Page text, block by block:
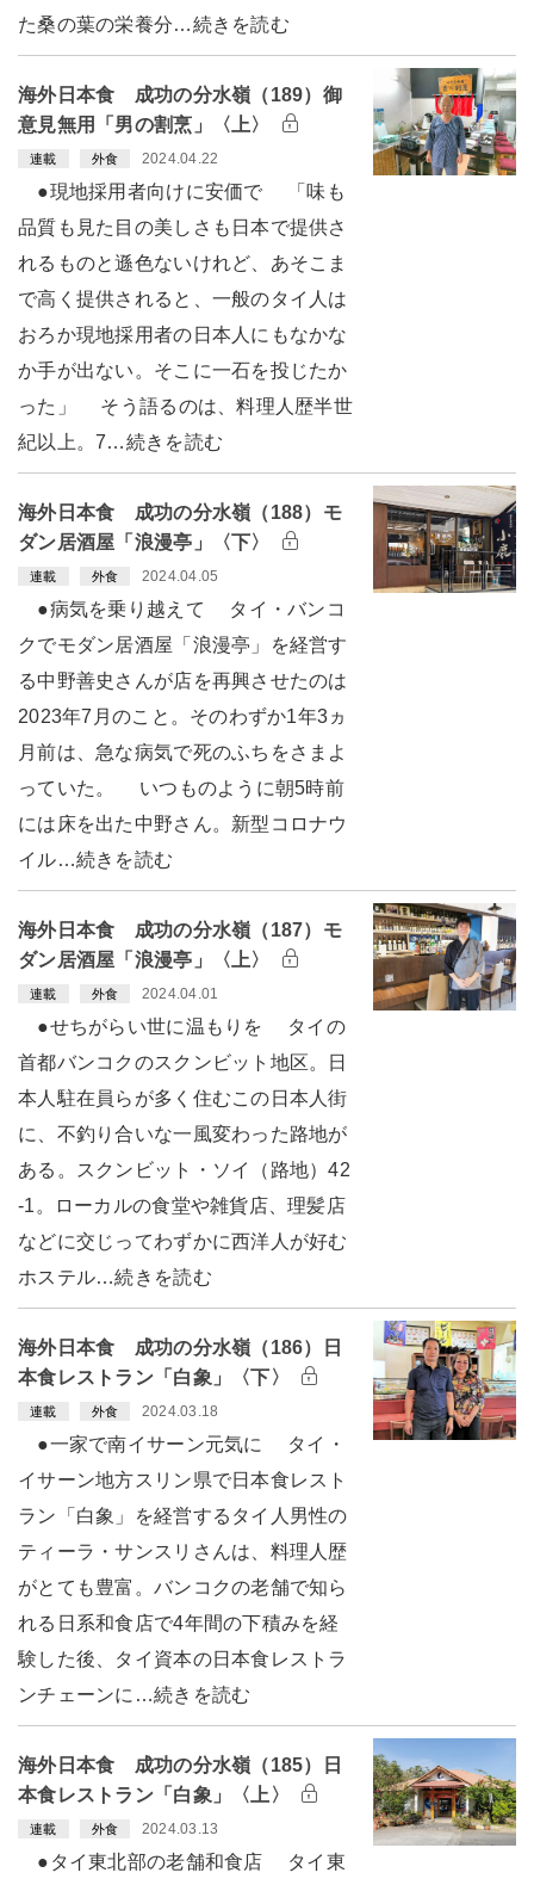
た桑の葉の栄養分…続きを読む
海外日本食 成功の分水嶺（189）御
意見無用「男の割烹」〈上〉
連載 外食 2024.04.22
●現地採用者向けに安価で 「味も
品質も見た目の美しさも日本で提供さ
れるものと遜色ないけれど、あそこま
で高く提供されると、一般のタイ人は
おろか現地採用者の日本人にもなかな
か手が出ない。そこに一石を投じたか
った」 そう語るのは、料理人歴半世
紀以上。7…続きを読む
海外日本食 成功の分水嶺（188）モ
ダン居酒屋「浪漫亭」〈下〉
連載 外食 2024.04.05
●病気を乗り越えて タイ・バンコ
クでモダン居酒屋「浪漫亭」を経営す
る中野善史さんが店を再興させたのは
2023年7月のこと。そのわずか1年3ヵ
月前は、急な病気で死のふちをさまよ
っていた。 いつものように朝5時前
には床を出た中野さん。新型コロナウ
イル…続きを読む
海外日本食 成功の分水嶺（187）モ
ダン居酒屋「浪漫亭」〈上〉
連載 外食 2024.04.01
●せちがらい世に温もりを タイの
首都バンコクのスクンビット地区。日
本人駐在員らが多く住むこの日本人街
に、不釣り合いな一風変わった路地が
ある。スクンビット・ソイ（路地）42
-1。ローカルの食堂や雑貨店、理髪店
などに交じってわずかに西洋人が好む
ホステル…続きを読む
海外日本食 成功の分水嶺（186）日
本食レストラン「白象」〈下〉
連載 外食 2024.03.18
●一家で南イサーン元気に タイ・
イサーン地方スリン県で日本食レスト
ラン「白象」を経営するタイ人男性の
ティーラ・サンスリさんは、料理人歴
がとても豊富。バンコクの老舗で知ら
れる日系和食店で4年間の下積みを経
験した後、タイ資本の日本食レストラ
ンチェーンに…続きを読む
海外日本食 成功の分水嶺（185）日
本食レストラン「白象」〈上〉
連載 外食 2024.03.13
●タイ東北部の老舗和食店 タイ東